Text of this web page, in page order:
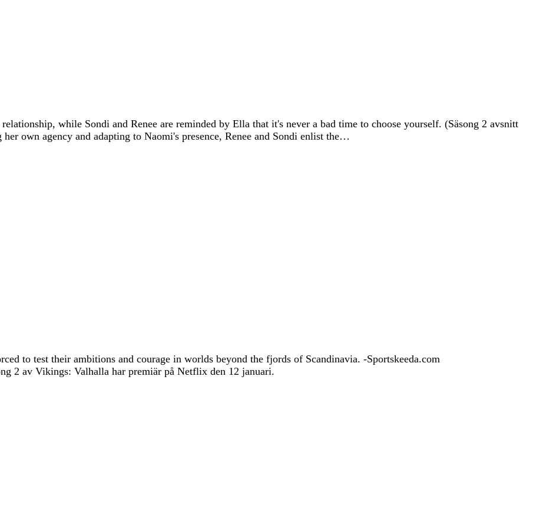
while Sondi and Renee are reminded by Ella that it's never a bad time to choose yourself. (Säsong 2 avsnitt
own agency and adapting to Naomi's presence, Renee and Sondi enlist the…
to test their ambitions and courage in worlds beyond the fjords of Scandinavia. -Sportskeeda.com
2 av Vikings: Valhalla har premiär på Netflix den 12 januari.